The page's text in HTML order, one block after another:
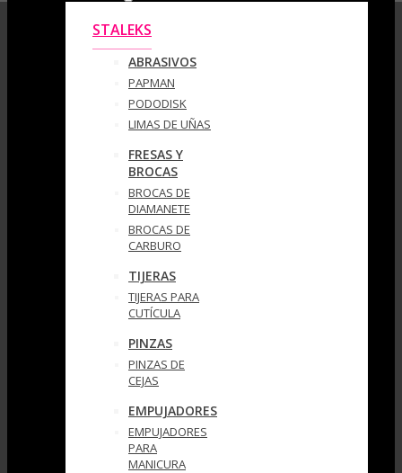
STALEKS
ABRASIVOS
PAPMAN
PODODISK
LIMAS DE UÑAS
FRESAS Y
BROCAS
BROCAS DE
DIAMANETE
BROCAS DE
CARBURO
TIJERAS
TIJERAS PARA
CUTÍCULA
PINZAS
PINZAS DE
CEJAS
EMPUJADORES
EMPUJADORES
PARA
MANICURA